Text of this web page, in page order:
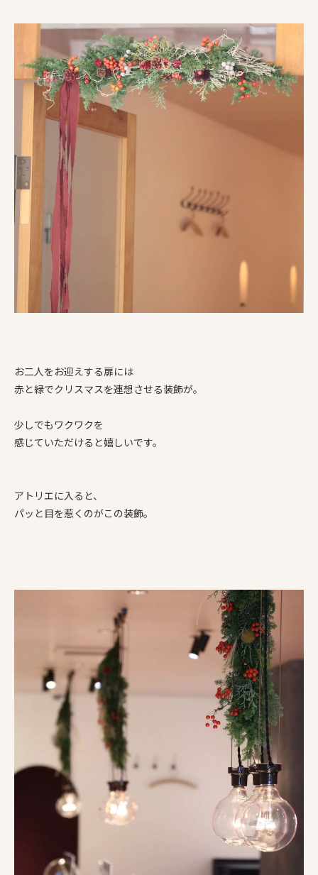
お二人をお迎えする扉には
赤と緑でクリスマスを連想させる装飾が。
少しでもワクワクを
感じていただけると嬉しいです。
アトリエに入ると、
パッと目を惹くのがこの装飾。